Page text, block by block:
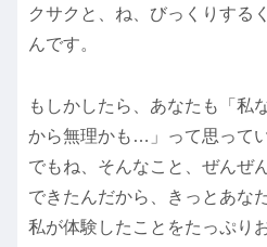
クサクと、ね、びっくりする
んです。
もしかしたら、あなたも「私
から無理かも…」って思って
でもね、そんなこと、ぜんぜ
できたんだから、きっとあな
私が体験したことをたっぷり